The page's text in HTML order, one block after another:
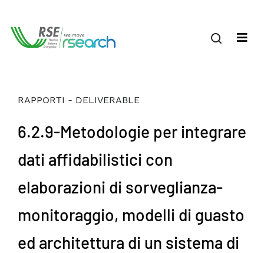
RAPPORTI - DELIVERABLE
6.2.9-Metodologie per integrare
dati affidabilistici con
elaborazioni di sorveglianza-
monitoraggio, modelli di guasto
ed architettura di un sistema di